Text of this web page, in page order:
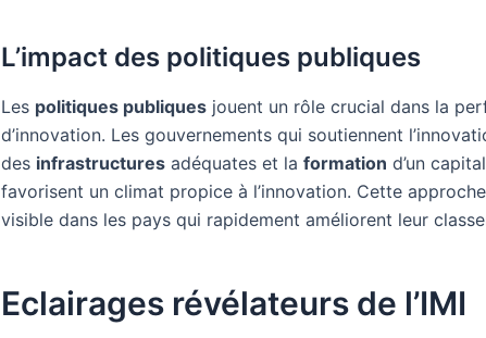
L’impact des politiques publiques
Les politiques publiques jouent un rôle crucial dans la
d’innovation. Les gouvernements qui soutiennent
des infrastructures adéquates et la formation d’un
favorisent un climat propice à l’innovation. Cette
visible dans les pays qui rapidement améliorent leur
Eclairages révélateurs de l’IMI